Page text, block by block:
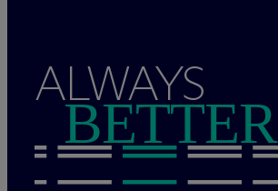
ALWAYS
BETTER